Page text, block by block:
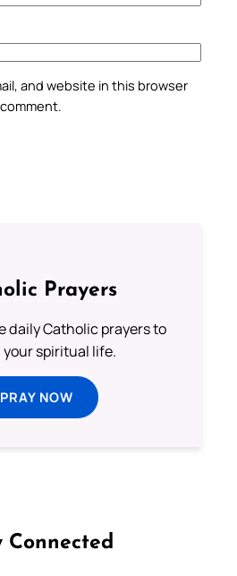
and website in this browser
Prayers
daily Catholic prayers to
spiritual life.
PRAY NOW
Connected